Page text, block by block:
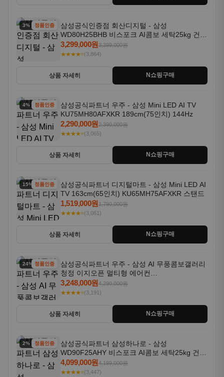
3% 할인정품인증
삼성공식인증점 회산디지털 - 삼성
WD80H25BHB 비스포크 AI콤보 세탁25kg 건조
18kg 26년형 일체형 1등급
3,299,000원3,399,000원
★★★★⭐(3,864)
상품 자세히 N쇼핑구매
4% 할인정품인증
삼성공식파트너 우주 - 삼성 Mini LED AI TV
KU75MH80AFXKR 189cm(75인치) 144Hz
2,290,000원2,390,000원
★★★★⭐(3,065)
상품 자세히 N쇼핑구매
15% 할인정품인증
삼성공식파트너 디지털마트 - 삼성 Mini LED AI
TV 163cm(65인치) KU65MH75AFXKR 스탠드
1,519,000원1,790,000원
★★★★⭐(3,061)
상품 자세히 N쇼핑구매
24% 할인정품인증
삼성공식파트너 우주 - 삼성 AI 무풍콤보갤러리
청정 이지오픈 멀티형 에어컨
AF80F17D22WRS 기본설치포함
3,248,000원4,290,000원
★★★★⭐(3,191)
상품 자세히 N쇼핑구매
2% 할인정품인증
삼성공식파트너 삼성하나로 - 삼성
WD90F25AHY 비스포크 AI콤보 세탁25kg 건조
18kg 자동문열림 1등급
4,099,000원4,199,000원
★★★★⭐(3,447)